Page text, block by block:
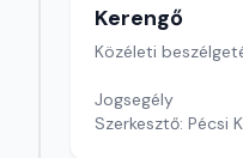
Kerengő
Közéleti
Jogsegély
Szerkesztő: Pécsi